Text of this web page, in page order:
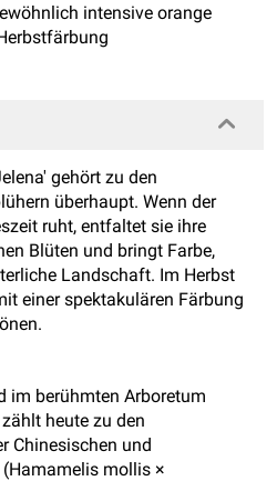
intensive orange
gehört zu den
überhaupt. Wenn der
ruht, entfaltet sie ihre
Blüten und bringt Farbe,
Landschaft. Im Herbst
einer spektakulären Färbung
im berühmten Arboretum
heute zu den
Chinesischen und
mollis ×